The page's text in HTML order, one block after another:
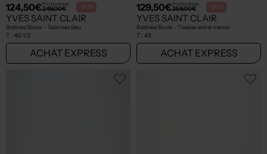
124,50€Prix boutique :
249,00€ -50%
YVES SAINT CLAIR
Bottines/Boots - Talon bas bleu
T : 40 1/2
ACHAT EXPRESS
129,50€Prix boutique :
259,00€ -50%
YVES SAINT CLAIR
Bottines/Boots - Tissage satiné marron
T : 43
ACHAT EXPRESS